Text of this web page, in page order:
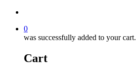
0
was successfully added to your cart.
Cart